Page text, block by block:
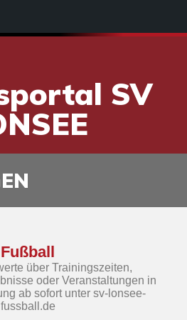
SV
Fußball
über Trainingszeiten,
oder Veranstaltungen in
ab sofort unter sv-lonsee-
fussball.de